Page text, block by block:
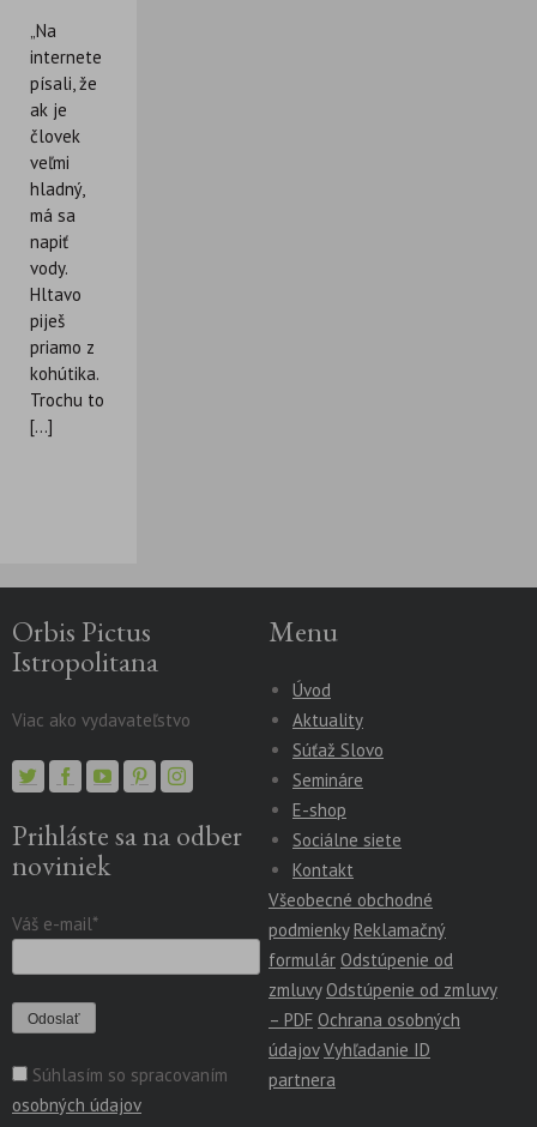
„Na
internete
písali, že
ak je
človek
veľmi
hladný,
má sa
napiť
vody.
Hltavo
piješ
priamo z
kohútika.
Trochu to
[...]
Orbis Pictus
Istropolitana
Viac ako vydavateľstvo
Prihláste sa na odber
noviniek
Váš e-mail*
Súhlasím so spracovaním
osobných údajov
Menu
Úvod
Aktuality
Súťaž Slovo
Semináre
E-shop
Sociálne siete
Kontakt
Všeobecné obchodné
podmienky Reklamačný
formulár Odstúpenie od
zmluvy Odstúpenie od zmluvy
– PDF Ochrana osobných
údajov Vyhľadanie ID
partnera